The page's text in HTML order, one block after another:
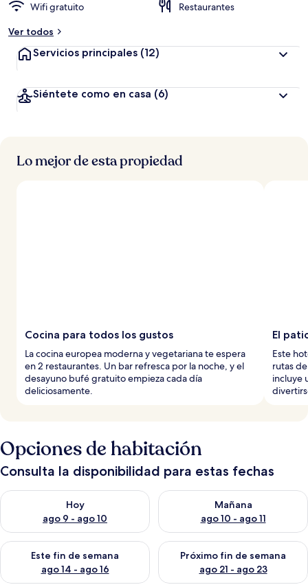
Wifi gratuito
Restaurantes
Ver todos
Servicios principales (12)
Siéntete como en casa (6)
Lo mejor de esta propiedad
Cocina para todos los gustos
La cocina europea moderna y vegetariana te espera
en 2 restaurantes. Un bar refresca por la noche, y el
desayuno bufé gratuito empieza cada día
deliciosamente.
El
Este
rutas
incluye
Opciones de habitación
Consulta la disponibilidad para estas fechas
Hoy
ago 9 - ago 10
Consulta la disponibilidad para hoy ago 9 - ago 10
Mañana
ago 10 - ago 11
Consulta la disponibilidad
Este fin de semana
ago 14 - ago 16
Consulta la disponibilidad para este fin de semana ago 14 -
Próximo fin de semana
ago 21 - ago 23
Consulta la disponibilidad